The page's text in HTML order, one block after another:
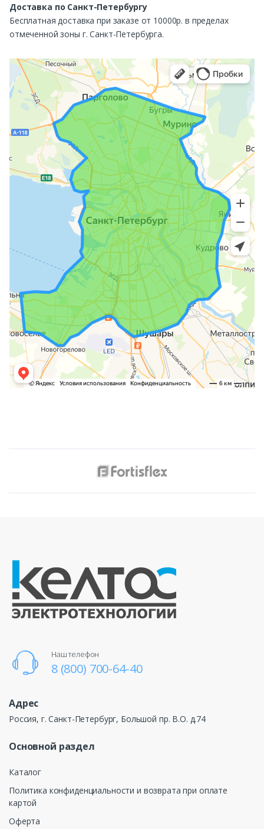
Доставка по Санкт-Петербургу
Бесплатная доставка при заказе от 10000р. в пределах
отмеченной зоны г. Санкт-Петербурга.
Наш телефон
8 (800) 700-64-40
Адрес
Россия, г. Санкт-Петербург, Большой пр. В.О. д.74
Основной раздел
Каталог
Политика конфиденциальности и возврата при оплате
картой
Оферта